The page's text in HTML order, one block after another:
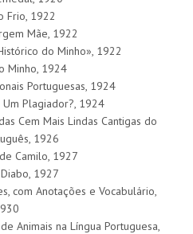
Frio, 1922
Mãe, 1922
do Minho», 1922
Minho, 1924
Portuguesas, 1924
Plagiador?, 1924
Cem Mais Lindas Cantigas do
1926
Camilo, 1927
1927
com Anotações e Vocabulário,
Animais na Língua Portuguesa,